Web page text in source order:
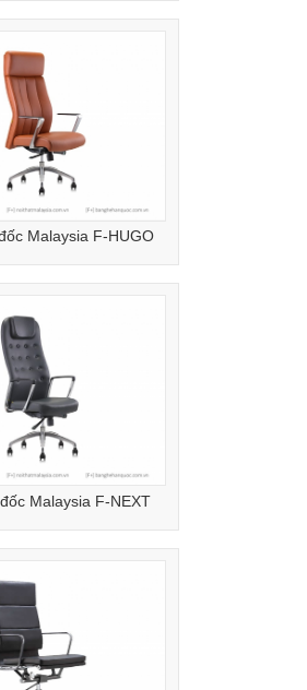
Malaysia F-HUGO
Malaysia F-NEXT